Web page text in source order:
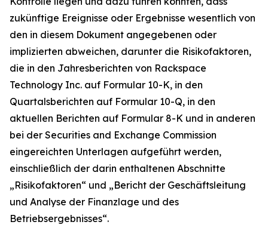
zukünftige Ereignisse oder Ergebnisse wesentlich von
den in diesem Dokument angegebenen oder
implizierten abweichen, darunter die Risikofaktoren,
die in den Jahresberichten von Rackspace
Technology Inc. auf Formular 10-K, in den
Quartalsberichten auf Formular 10-Q, in den
aktuellen Berichten auf Formular 8-K und in anderen
bei der Securities and Exchange Commission
eingereichten Unterlagen aufgeführt werden,
einschließlich der darin enthaltenen Abschnitte
„Risikofaktoren“ und „Bericht der Geschäftsleitung
und Analyse der Finanzlage und des
Betriebsergebnisses“.